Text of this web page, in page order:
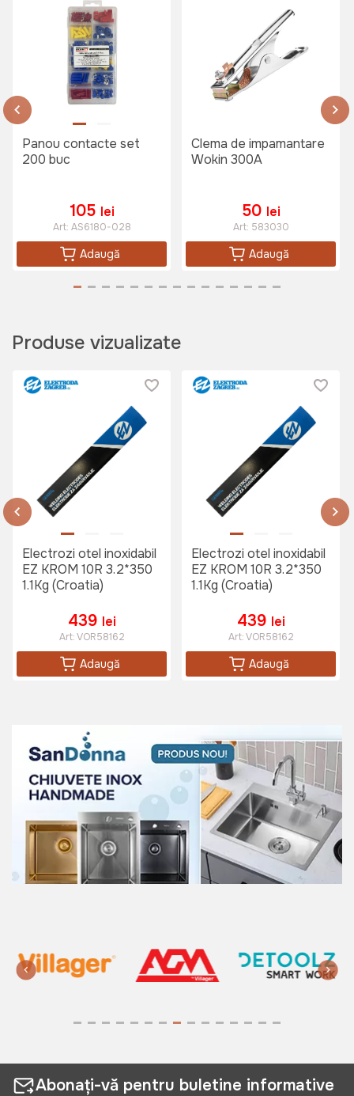
Panou contacte set
200 buc
105 lei
Art: AS6180-028
Adaugă
Clema de impamantare
Wokin 300A
50 lei
Art: 583030
Adaugă
Produse vizualizate
Electrozi otel inoxidabil
EZ KROM 10R 3.2*350
1.1Kg (Croatia)
439 lei
Art:VOR58162
Adaugă
Electrozi otel inoxidabil
EZ KROM 10R 3.2*350
1.1Kg (Croatia)
439 lei
Art:VOR58162
Adaugă
Abonați-vă pentru buletine informative